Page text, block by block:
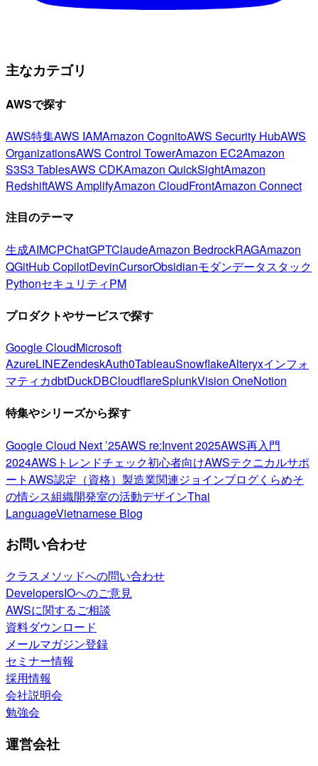
主なカテゴリ
AWSで探す
AWS特集AWS IAMAmazon CognitoAWS Security HubAWS
OrganizationsAWS Control TowerAmazon EC2Amazon
S3S3 TablesAWS CDKAmazon QuickSightAmazon
RedshiftAWS AmplifyAmazon CloudFrontAmazon Connect
注目のテーマ
生成AIMCPChatGPTClaudeAmazon BedrockRAGAmazon
QGitHub CopilotDevinCursorObsidianモダンデータスタック
PythonセキュリティPM
プロダクトやサービスで探す
Google CloudMicrosoft
AzureLINEZendeskAuth0TableauSnowflakeAlteryxインフォ
マティカdbtDuckDBCloudflareSplunkVision OneNotion
特集やシリーズから探す
Google Cloud Next ’25AWS re:Invent 2025AWS再入門
2024AWSトレンドチェック初心者向けAWSテクニカルサポ
ートAWS認定（資格） 製造業関連ジョインブログくらめそ
の情シス組織開発室の活動デザインThai
LanguageVietnamese Blog
お問い合わせ
クラスメソッドへの問い合わせ
DevelopersIOへのご意見
AWSに関するご相談
資料ダウンロード
メールマガジン登録
セミナー情報
採用情報
会社説明会
勉強会
運営会社